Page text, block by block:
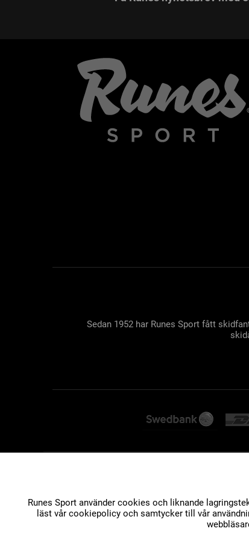
Sedan 1952 har Runes Sport fått
Runes Sport använder cookies och liknande
läst vår cookiepolicy och samtycker till vår